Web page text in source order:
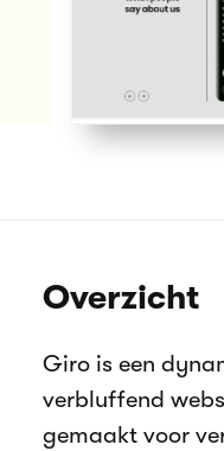
Overzicht
Giro is een
verbluffend
gemaakt voor